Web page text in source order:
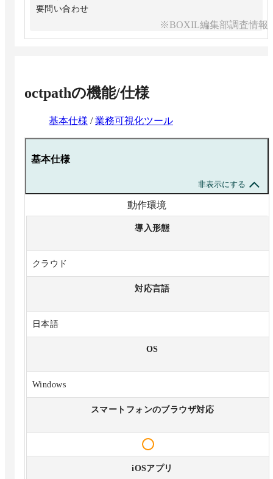
要問い合わせ
・フォームのカスタマイズや外部公開
・2要素認証や柔軟な権限管理
※BOXIL編集部調査情報
octpathの機能/仕様
基本仕様 /業務可視化ツール
基本仕様
非表示にする
動作環境
導入形態
クラウド
対応言語
日本語
OS
Windows
スマートフォンのブラウザ対応
iOSアプリ